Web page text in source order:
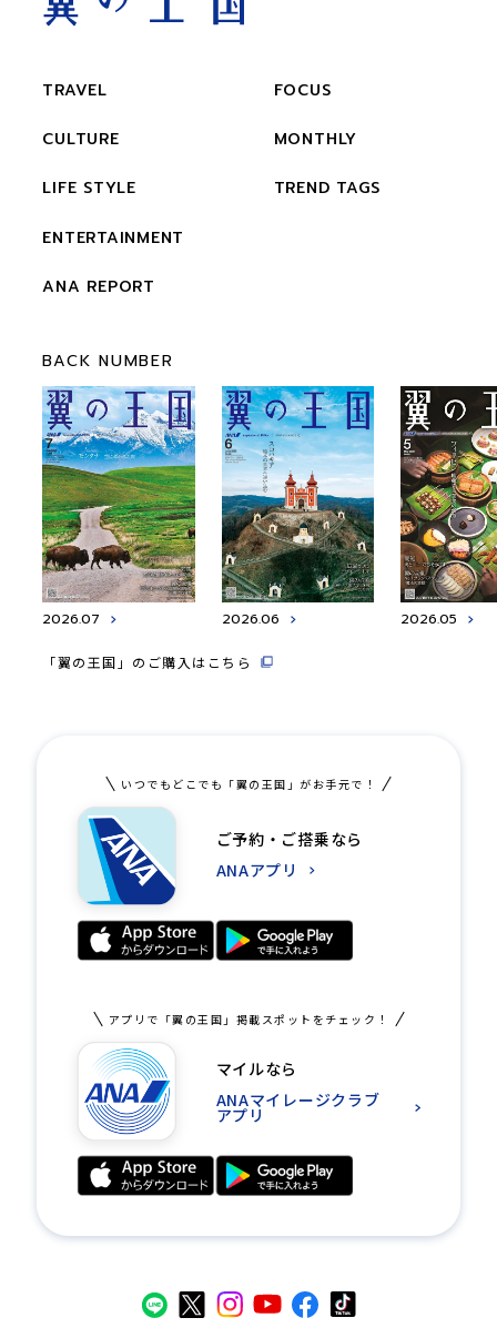
TRAVEL
CULTURE
LIFE STYLE
ENTERTAINMENT
ANA REPORT
FOCUS
MONTHLY
TREND TAGS
BACK NUMBER
2026.07 2026.06 2026.05
「翼の王国」のご購入はこちら
いつでもどこでも「翼の王国」がお手元で！
ご予約・ご搭乗なら
ANAアプリ
アプリで「翼の王国」掲載スポットをチェック！
マイルなら
ANAマイレージクラブ
アプリ